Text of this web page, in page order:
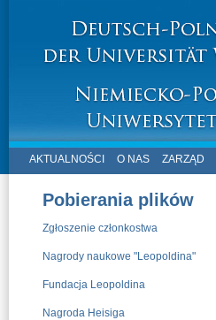
AKTUALNOŚCI O NAS ZARZĄD
Pobierania plików
Zgłoszenie członkostwa
Nagrody naukowe "Leopoldina"
Fundacja Leopoldina
Nagroda Heisiga